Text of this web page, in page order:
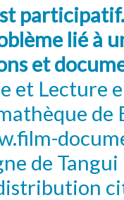
lié à
et
et Lecture
de
de